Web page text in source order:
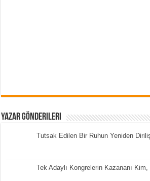
Yazar Gönderileri
Tutsak Edilen Bir Ruhun Yeniden
Tek Adaylı Kongrelerin Kazananı